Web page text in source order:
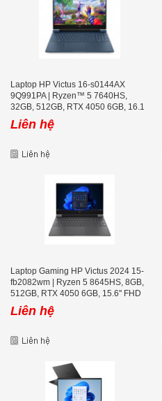
Laptop HP Victus 16-s0144AX
9Q991PA | Ryzen™ 5 7640HS,
32GB, 512GB, RTX 4050 6GB, 16.1
icnh FHD 144Hz
Liên hệ
Laptop Gaming HP Victus 2024 15-
fb2082wm | Ryzen 5 8645HS, 8GB,
512GB, RTX 4050 6GB, 15.6'' FHD
144Hz
Liên hệ